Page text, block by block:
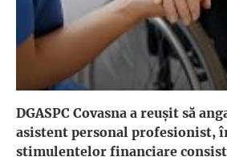
DGASPC Covasna a reuşit să
asistent personal profesionist,
stimulentelor financiare